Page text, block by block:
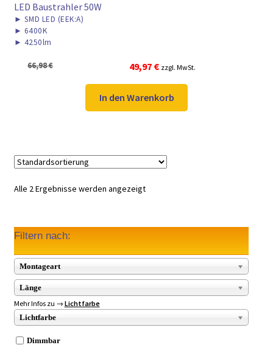
LED Baustrahler 50W
► SMD LED (EEK:A)
► 6400K
► 4250lm
66,98€
Ursprünglicher
Preis
war:
66,98 €
49,97 €Aktueller
Preis
ist:
49,97 €.
zzgl. MwSt.
In den Warenkorb
Alle 2 Ergebnisse werden angezeigt
Filtern nach:
Montageart
Länge
Mehr Infos zu → Lichtfarbe
Lichtfarbe
Dimmbar